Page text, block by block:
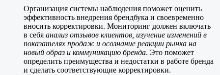
Организация системы наблюдения поможет оценить
эффективность внедрения брендбука и своевременно
вносить корректировки. Мониторинг должен включать
в себя анализ отзывов клиентов, изучение изменений в
показателях продаж и осознание реакции рынка на
новый образ и коммуникацию бренда. Это поможет
определить преимущества и недостатки в работе бренда
и сделать соответствующие корректировки.